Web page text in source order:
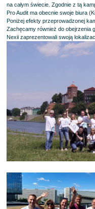
na całym świecie. Zgodnie z tą
Pro Audit ma obecnie swoje biura
Poniżej efekty przeprowadzonej
Zachęcamy również do obejrzenia
Nexii zaprezentowali swoją